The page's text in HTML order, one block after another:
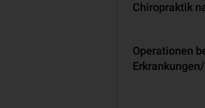
Chiropraktik
Operationen